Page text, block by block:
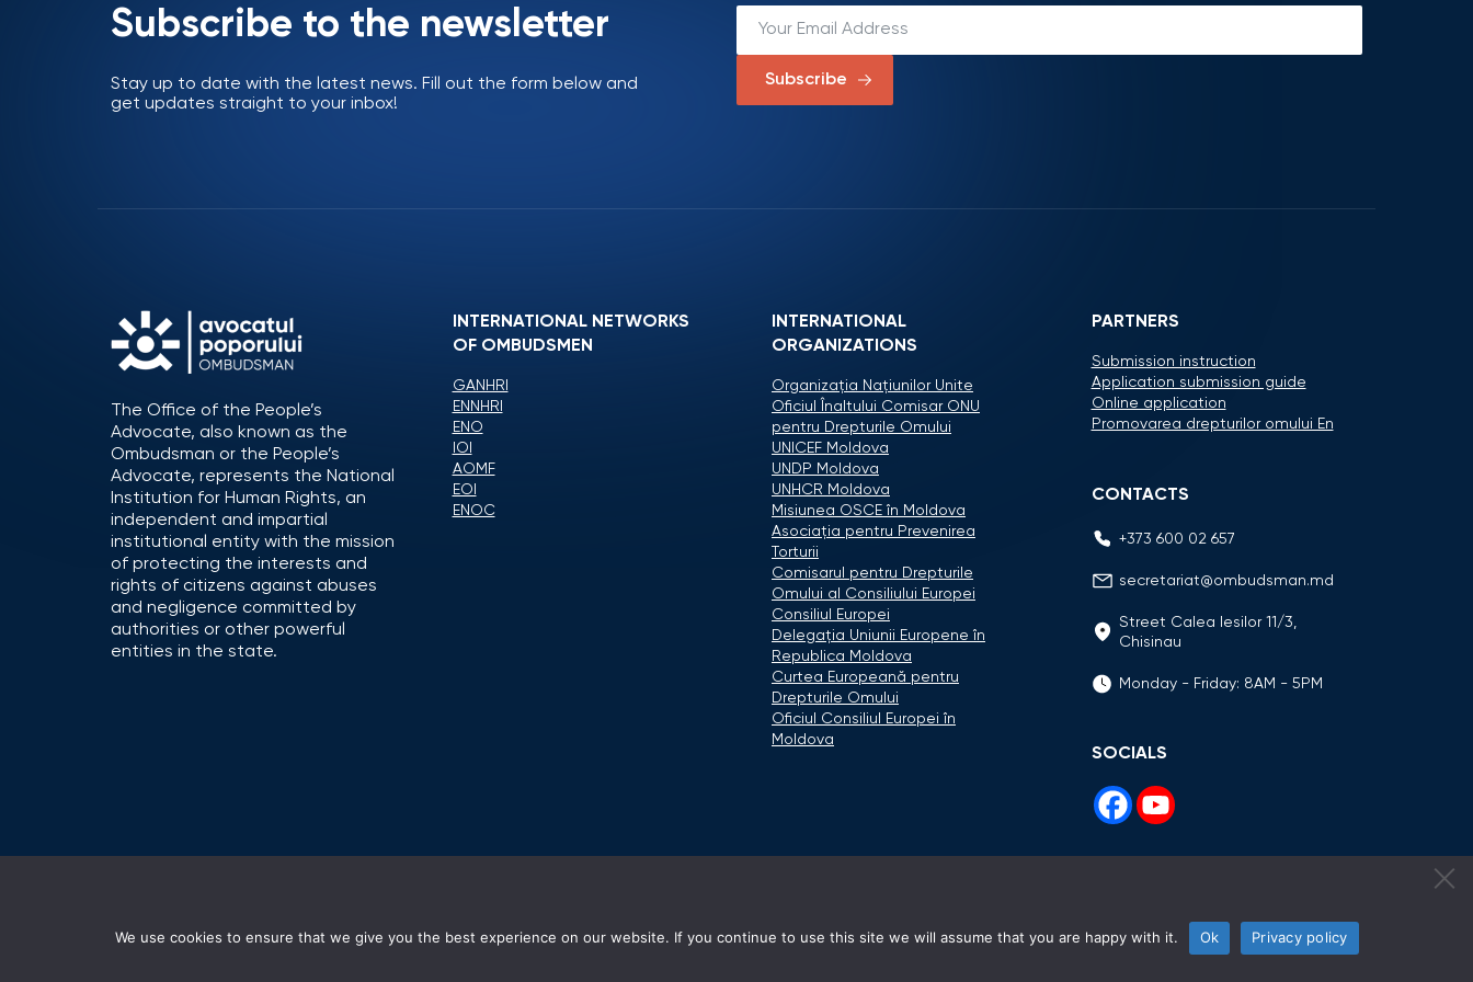
Subscribe to the newsletter
Stay up to date with the latest news. Fill out the form below and
get updates straight to your inbox!
Subscribe
The Office of the People’s
Advocate, also known as the
Ombudsman or the People’s
Advocate, represents the National
Institution for Human Rights, an
independent and impartial
institutional entity with the mission
of protecting the interests and
rights of citizens against abuses
and negligence committed by
authorities or other powerful
entities in the state.
INTERNATIONAL NETWORKS
OF OMBUDSMEN
GANHRI
ENNHRI
ENO
IOI
AOMF
EOI
ENOC
INTERNATIONAL
ORGANIZATIONS
Organizaţia Naţiunilor Unite
Oficiul Înaltului Comisar ONU
pentru Drepturile Omului
UNICEF Moldova
UNDP Moldova
UNHCR Moldova
Misiunea OSCE în Moldova
Asociaţia pentru Prevenirea
Torturii
Comisarul pentru Drepturile
Omului al Consiliului Europei
Consiliul Europei
Delegaţia Uniunii Europene în
Republica Moldova
Curtea Europeană pentru
Drepturile Omului
Oficiul Consiliul Europei în
Moldova
PARTNERS
Submission instruction
Application submission guide
Online application
Promovarea drepturilor omului En
CONTACTS
+373 600 02 657
secretariat@ombudsman.md
Street Calea Iesilor 11/3,
Chisinau
Monday - Friday: 8AM - 5PM
SOCIALS
We use cookies to ensure that we give you the best experience on our website. If you continue to use this site we will assume that you are happy with it. Ok Privacy policy